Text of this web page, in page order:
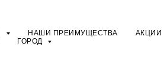
НАШИ ПРЕИМУЩЕСТВА АКЦИИ
ГОРОД